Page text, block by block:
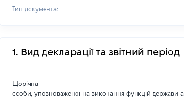
Тип документа:
1. Вид декларації та звітний період
Щорічна
особи, уповноваженої на виконання функцій держави